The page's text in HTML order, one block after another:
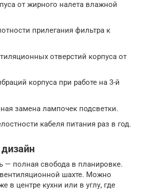
от жирного налета влажной
прилегания фильтра к
отверстий корпуса от
корпуса при работе на 3-й
замена лампочек подсветки.
кабеля питания раз в год.
— полная свобода в планировке.
шахте. Можно
в центре кухни или в углу, где